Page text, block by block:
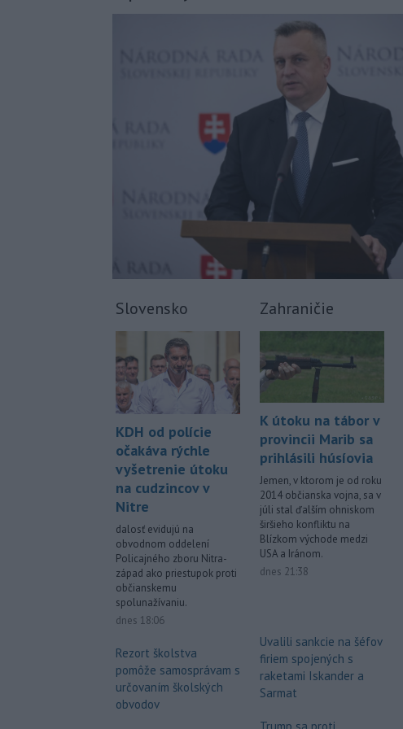
Slovensko
KDH od polície
očakáva rýchle
vyšetrenie útoku
na cudzincov v
Nitre
dalosť evidujú na
obvodnom oddelení
Policajného zboru Nitra-
západ ako priestupok proti
občianskemu
spolunažívaniu.
dnes 18:06
Rezort školstva
pomôže samosprávam s
určovaním školských
obvodov
Zahraničie
K útoku na tábor v
provincii Marib sa
prihlásili húsíovia
Jemen, v ktorom je od roku
2014 občianska vojna, sa v
júli stal ďalším ohniskom
širšieho konfliktu na
Blízkom východe medzi
USA a Iránom.
dnes 21:38
Uvalili sankcie na šéfov
firiem spojených s
raketami Iskander a
Sarmat